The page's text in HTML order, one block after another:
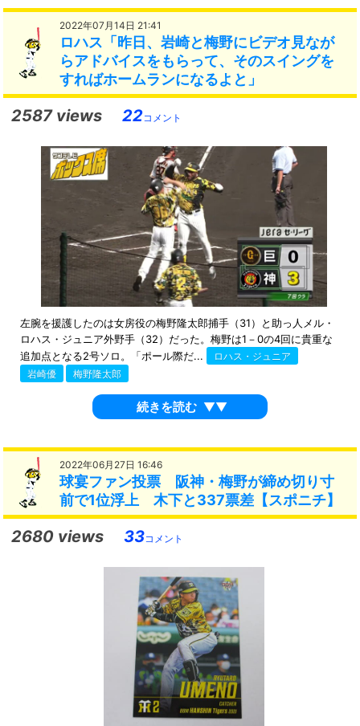
2022年07月14日 21:41
ロハス「昨日、岩崎と梅野にビデオ見なが
らアドバイスをもらって、そのスイングを
すればホームランになるよと」
2587 views 22コメント
左腕を援護したのは女房役の梅野隆太郎捕手（31）と助っ人メル・
ロハス・ジュニア外野手（32）だった。梅野は1－0の4回に貴重な
追加点となる2号ソロ。「ポール際だ...
ロハス・ジュニア
岩崎優
梅野隆太郎
続きを読む ▼▼
2022年06月27日 16:46
球宴ファン投票 阪神・梅野が締め切り寸
前で1位浮上 木下と337票差【スポニチ】
2680 views 33コメント